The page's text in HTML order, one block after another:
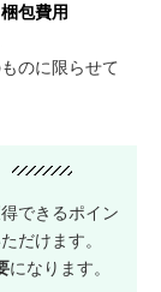
包費用
のに限らせて
できるポイン
だけます。
になります。